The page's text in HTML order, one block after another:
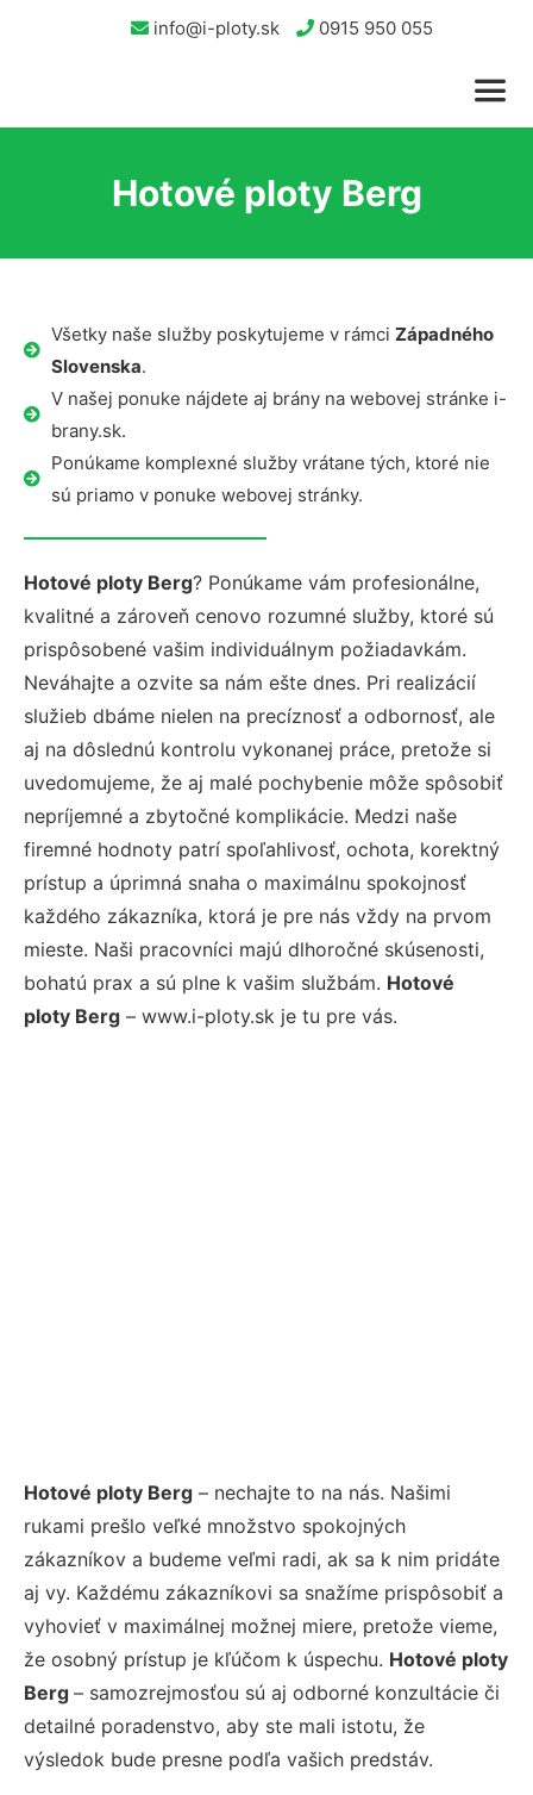
info@i-ploty.sk 0915 950 055
Hotové ploty Berg
Všetky naše služby poskytujeme v rámci Západného
Slovenska.
V našej ponuke nájdete aj brány na webovej stránke i-
brany.sk.
Ponúkame komplexné služby vrátane tých, ktoré nie
sú priamo v ponuke webovej stránky.
Hotové ploty Berg? Ponúkame vám profesionálne,
kvalitné a zároveň cenovo rozumné služby, ktoré sú
prispôsobené vašim individuálnym požiadavkám.
Neváhajte a ozvite sa nám ešte dnes. Pri realizácií
služieb dbáme nielen na precíznosť a odbornosť, ale
aj na dôslednú kontrolu vykonanej práce, pretože si
uvedomujeme, že aj malé pochybenie môže spôsobiť
nepríjemné a zbytočné komplikácie. Medzi naše
firemné hodnoty patrí spoľahlivosť, ochota, korektný
prístup a úprimná snaha o maximálnu spokojnosť
každého zákazníka, ktorá je pre nás vždy na prvom
mieste. Naši pracovníci majú dlhoročné skúsenosti,
bohatú prax a sú plne k vašim službám. Hotové
ploty Berg – www.i-ploty.sk je tu pre vás.
Hotové ploty Berg – nechajte to na nás. Našimi
rukami prešlo veľké množstvo spokojných
zákazníkov a budeme veľmi radi, ak sa k nim pridáte
aj vy. Každému zákazníkovi sa snažíme prispôsobiť a
vyhovieť v maximálnej možnej miere, pretože vieme,
že osobný prístup je kľúčom k úspechu. Hotové ploty
Berg – samozrejmosťou sú aj odborné konzultácie či
detailné poradenstvo, aby ste mali istotu, že
výsledok bude presne podľa vašich predstáv.